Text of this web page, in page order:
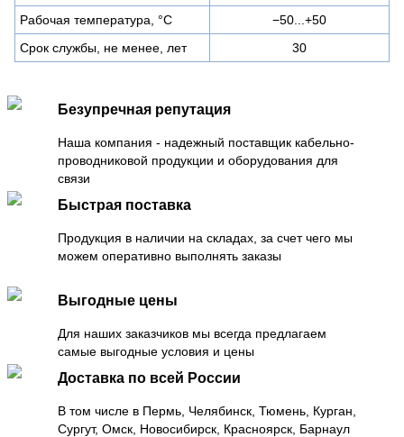
Рабочая температура, °C
−50...+50
Срок службы, не менее, лет
30
Безупречная репутация
Наша компания - надежный поставщик кабельно-
проводниковой продукции и оборудования для
связи
Быстрая поставка
Продукция в наличии на складах, за счет чего мы
можем оперативно выполнять заказы
Выгодные цены
Для наших заказчиков мы всегда предлагаем
самые выгодные условия и цены
Доставка по всей России
В том числе в Пермь, Челябинск, Тюмень, Курган,
Сургут, Омск, Новосибирск, Красноярск, Барнаул